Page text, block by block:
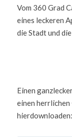
Vom 360 Grad
eines leckeren
die Stadt und die
Einen
einen herrlichen
hierdownloaden: